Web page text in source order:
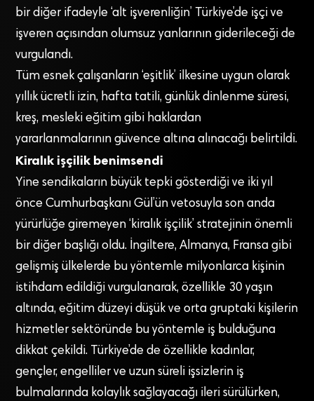
bir diğer ifadeyle ‘alt işverenliğin’ Türkiye’de işçi ve
işveren açısından olumsuz yanlarının giderileceği de
vurgulandı.
Tüm esnek çalışanların ‘eşitlik’ ilkesine uygun olarak
yıllık ücretli izin, hafta tatili, günlük dinlenme süresi,
kreş, mesleki eğitim gibi haklardan
yararlanmalarının güvence altına alınacağı belirtildi.
Kiralık işçilik benimsendi
Yine sendikaların büyük tepki gösterdiği ve iki yıl
önce Cumhurbaşkanı Gül’ün vetosuyla son anda
yürürlüğe giremeyen ‘kiralık işçilik’ stratejinin önemli
bir diğer başlığı oldu. İngiltere, Almanya, Fransa gibi
gelişmiş ülkelerde bu yöntemle milyonlarca kişinin
istihdam edildiği vurgulanarak, özellikle 30 yaşın
altında, eğitim düzeyi düşük ve orta gruptaki kişilerin
hizmetler sektöründe bu yöntemle iş bulduğuna
dikkat çekildi. Türkiye’de de özellikle kadınlar,
gençler, engelliler ve uzun süreli işsizlerin iş
bulmalarında kolaylık sağlayacağı ileri sürülürken,